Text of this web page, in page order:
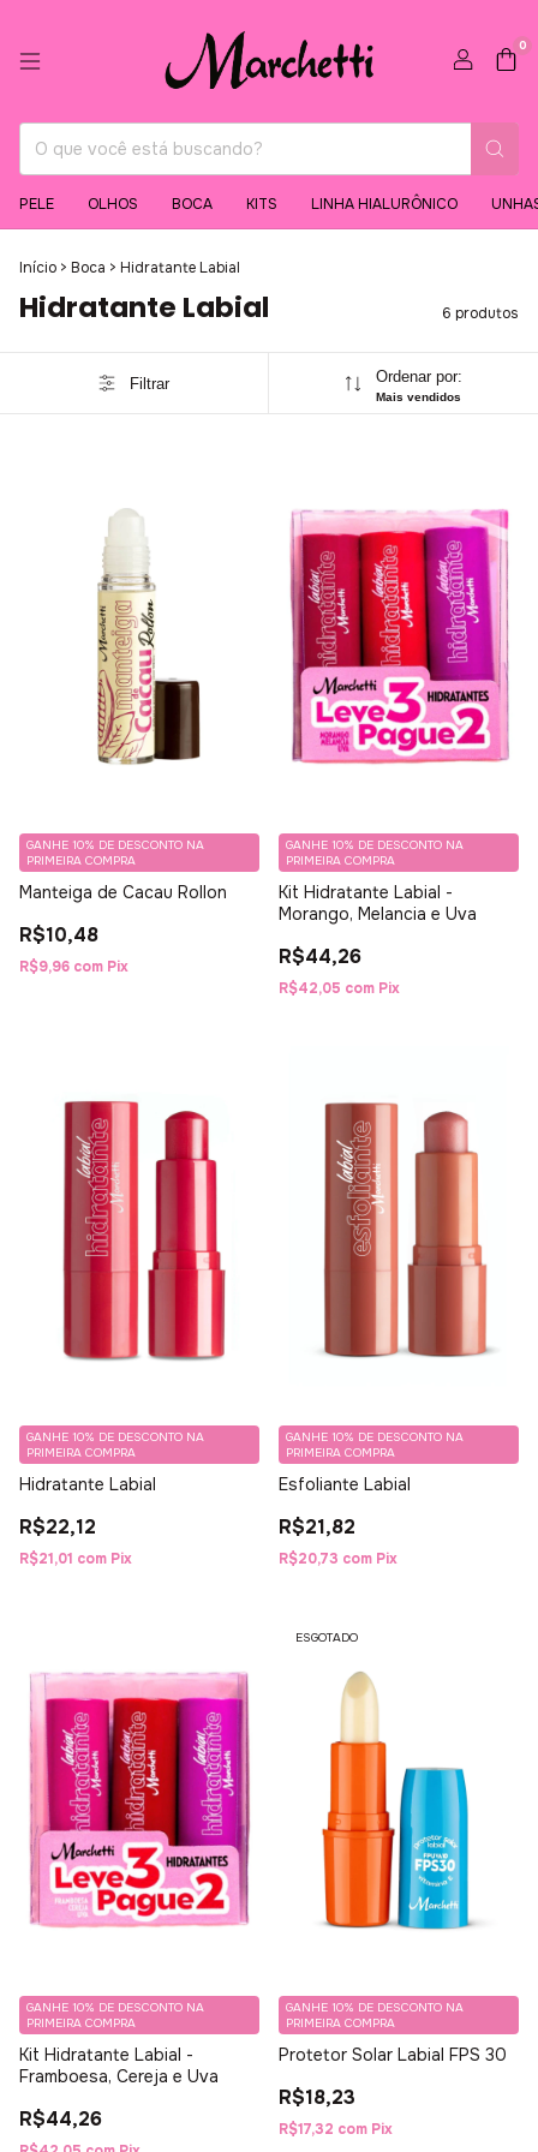
0
PELE OLHOS BOCA KITS LINHA HIALURÔNICO
Início > Boca > Hidratante Labial
Hidratante Labial 6 produtos
Filtrar Ordenar por:
Mais vendidos
Manteiga de Cacau Rollon
R$10,48
R$9,96 com Pix
GANHE 10% DE DESCONTO NA
PRIMEIRA COMPRA
Kit Hidratante Labial -
Morango, Melancia e Uva
R$44,26
R$42,05 com Pix
GANHE 10% DE DESCONTO NA
PRIMEIRA COMPRA
Hidratante Labial
R$22,12
R$21,01 com Pix
GANHE 10% DE DESCONTO NA
PRIMEIRA COMPRA
Esfoliante Labial
R$21,82
R$20,73 com Pix
GANHE 10% DE DESCONTO NA
PRIMEIRA COMPRA
Kit Hidratante Labial -
Framboesa, Cereja e Uva
R$44,26
GANHE 10% DE DESCONTO NA
PRIMEIRA COMPRA
ESGOTADO
Protetor Solar Labial FPS 30
R$18,23
R$17,32 com Pix
GANHE 10% DE DESCONTO NA
PRIMEIRA COMPRA